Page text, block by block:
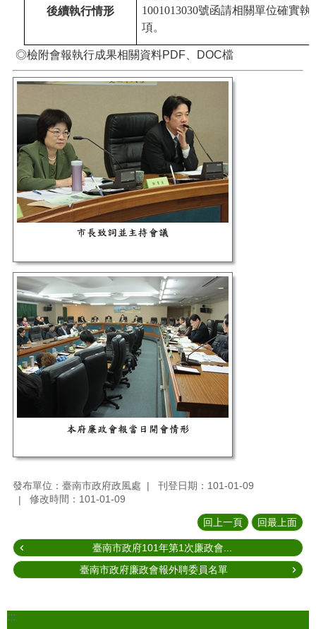
後續執行情形
1001013030號函請相關單位確實
項。
◎檢附會報執行成果相關資料PDF、DOC檔
發布單位：臺南市政府政風處
刊登日期：101-01-09
修改時間：101-01-09
回上一頁 回最上面
臺南市政府101年第1次廉政會...
臺南市政府廉政會報外聘委員名單
:::